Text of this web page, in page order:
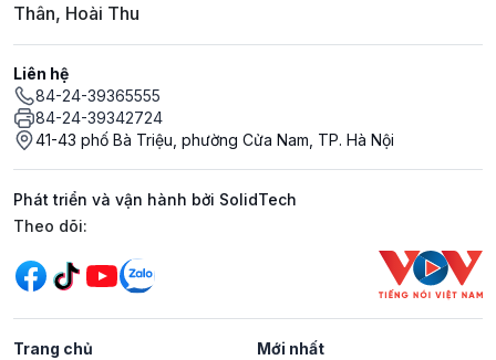
Thân, Hoài Thu
Liên hệ
84-24-39365555
84-24-39342724
41-43 phố Bà Triệu, phường Cửa Nam, TP. Hà Nội
Phát triển và vận hành bởi SolidTech
Mạng xã hội
Theo dõi:
Trang chủ Mới nhất